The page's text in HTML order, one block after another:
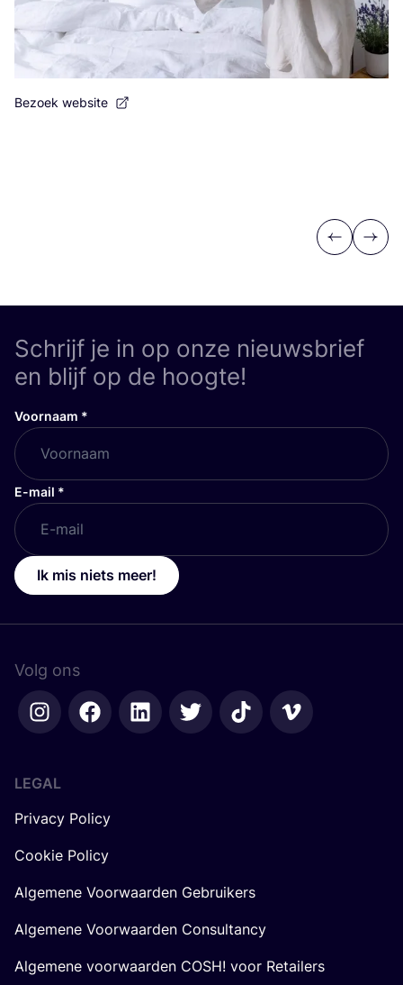
Bezoek website
Previous
Next
Schrijf je in op onze nieuwsbrief
en blijf op de hoogte!
Voornaam *
E-mail *
Ik mis niets meer!
Volg ons
LEGAL
Privacy Policy
Cookie Policy
Algemene Voorwaarden Gebruikers
Algemene Voorwaarden Consultancy
Algemene voorwaarden COSH! voor Retailers